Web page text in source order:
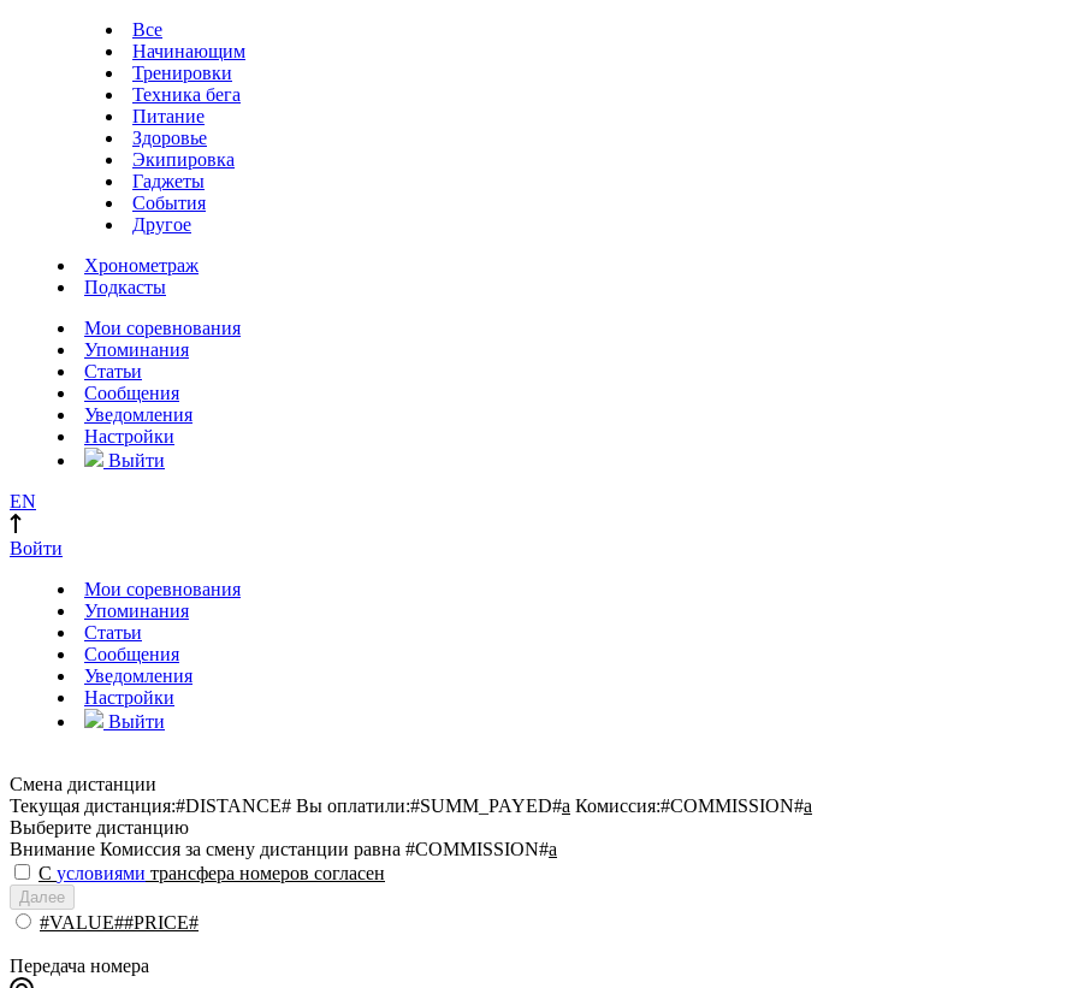
Все
Начинающим
Тренировки
Техника бега
Питание
Здоровье
Экипировка
Гаджеты
События
Другое
Хронометраж
Подкасты
Мои соревнования
Упоминания
Статьи
Сообщения
Уведомления
Настройки
Выйти
EN
Войти
Мои соревнования
Упоминания
Статьи
Сообщения
Уведомления
Настройки
Выйти
Смена дистанции
Текущая дистанция:#DISTANCE# Вы оплатили:#SUMM_PAYED#a Комиссия:#COMMISSION#a
Выберите дистанцию
Внимание Комиссия за смену дистанции равна #COMMISSION#a
С условиями трансфера номеров согласен
Далее
#VALUE##PRICE#
Передача номера